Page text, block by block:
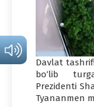
Davlat
bo‘lib
Prezidenti
Tyananmen